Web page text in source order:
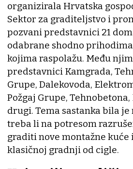
organizirala Hrvatska
Sektor za graditeljstvo i
pozvani predstavnici 21
odabrane shodno
kojima raspolažu. Među
predstavnici Kamgrada,
Grupe, Dalekovoda,
Požgaj Grupe,
drugi. Tema sastanka bila
treba li na potresom
graditi nove montažne
klasičnoj gradnji od cigle.